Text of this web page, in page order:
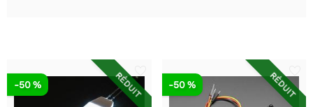
RÉDUIT
-50 % RÉDUIT
-50 %